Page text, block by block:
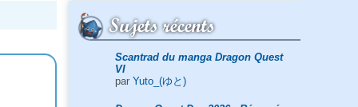
Sujets récents
Scantrad du manga Dragon Quest
VI
par Yuto_(ゆと)